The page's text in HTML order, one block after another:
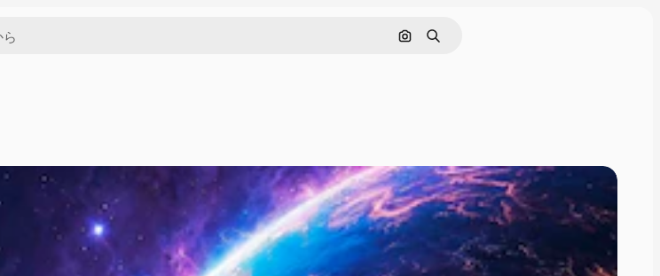
画像で検索
検索